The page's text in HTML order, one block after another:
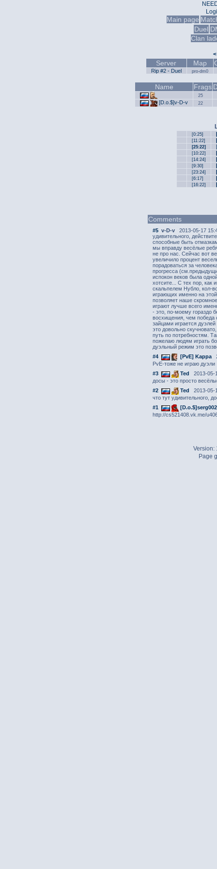
Main page
Duel
Clan
<
Server Map
Rip #2 - Duel pro-dm0
Name Frags
25
[D.o.$]v-D-v 22
[0:25]
[11:22]
[25:22]
[10:22]
[14:24]
[9:30]
[23:24]
[6:17]
[16:22]
Comments
#5 v-D-v
2013-05-17
удивительного,
способные быть
мы вправду весёлые
не про нас. Сейчас вот
увеличило процент
порадоваться за
прогресса
испокон веков была
хотсите... С тех пор, как
скальпелем Нубло, кол-
играющих именно на этой
позволяет наше
играют лучше всего
- это, по-моему гораздо
восхищения, чем победа
зайцами играется
это довольно
путь по потребностям.
пожелаю людям играть
дуэльный режим это
#4
[PvE] Kappa
PvE-тоже не играю дуэли
#3
Ted
2013-05-
досы - это просто
#2
Ted
2013-05-
что тут удивительного,
#1
http://cs521408.vk.me/
Version:
Page